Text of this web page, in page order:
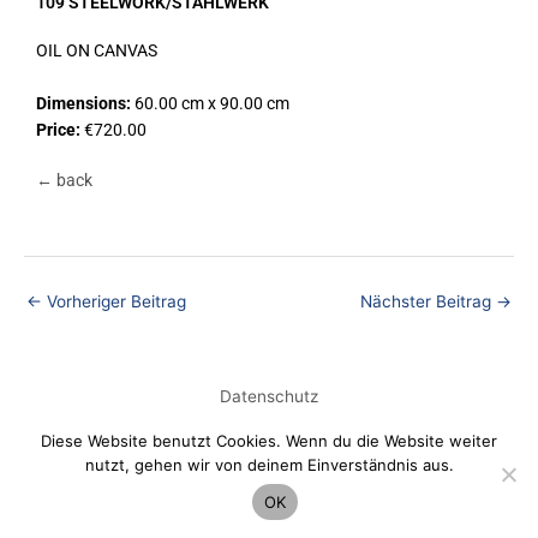
OIL ON CANVAS
Dimensions: 60.00 cm x 90.00 cm
Price: €720.00
← back
← Vorheriger Beitrag Nächster Beitrag →
Datenschutz
Diese Website benutzt Cookies. Wenn du die Website weiter
nutzt, gehen wir von deinem Einverständnis aus.
OK